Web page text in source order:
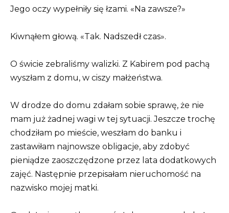
Jego oczy wypełniły się łzami. «Na zawsze?»
Kiwnąłem głową. «Tak. Nadszedł czas».
O świcie zebraliśmy walizki. Z Kabirem pod pachą
wyszłam z domu, w ciszy małżeństwa.
W drodze do domu zdałam sobie sprawę, że nie
mam już żadnej wagi w tej sytuacji. Jeszcze trochę
chodziłam po mieście, weszłam do banku i
zastawiłam najnowsze obligacje, aby zdobyć
pieniądze zaoszczędzone przez lata dodatkowych
zajęć. Następnie przepisałam nieruchomość na
nazwisko mojej matki.